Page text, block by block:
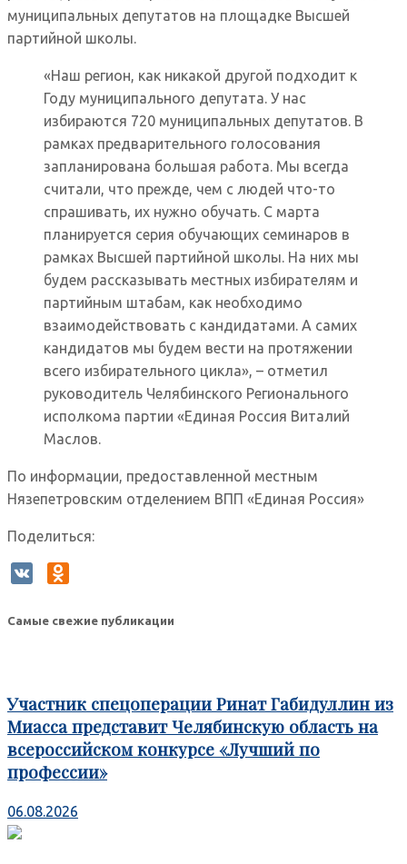
муниципальных депутатов на площадке Высшей
партийной школы.
«Наш регион, как никакой другой подходит к
Году муниципального депутата. У нас
избираются 720 муниципальных депутатов. В
рамках предварительного голосования
запланирована большая работа. Мы всегда
считали, что прежде, чем с людей что-то
спрашивать, их нужно обучать. С марта
планируется серия обучающих семинаров в
рамках Высшей партийной школы. На них мы
будем рассказывать местных избирателям и
партийным штабам, как необходимо
взаимодействовать с кандидатами. А самих
кандидатов мы будем вести на протяжении
всего избирательного цикла», – отметил
руководитель Челябинского Регионального
исполкома партии «Единая Россия Виталий
Маслов.
По информации, предоставленной местным
Нязепетровским отделением ВПП «Единая Россия»
Поделиться:
Самые свежие публикации
Участник спецоперации Ринат Габидуллин из
Миасса представит Челябинскую область на
всероссийском конкурсе «Лучший по
профессии»
06.08.2026